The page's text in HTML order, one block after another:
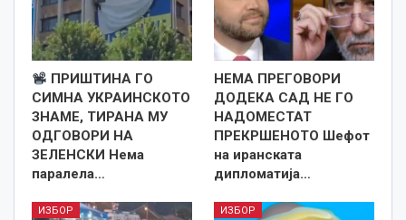
ПРИШТИНА ГО
СИМНА УКРАИНСКОТО
ЗНАМЕ, ТИРАНА МУ
ОДГОВОРИ НА
ЗЕЛЕНСКИ Нема
паралела…
НЕМА ПРЕГОВОРИ
ДОДЕКА САД НЕ ГО
НАДОМЕСТАТ
ПРЕКРШЕНОТО Шефот
на иранската
дипломатија…
ИЗБОР ИЗБОР